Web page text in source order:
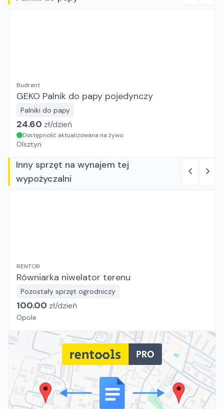
Budrent
GEKO Palnik do papy pojedynczy
Palniki do papy
24.60 zł/dzień
Dostępność aktualizowana na żywo
Olsztyn
Inny sprzęt na wynajem tej
wypożyczalni
RENTOR
Równiarka niwelator terenu
Pozostały sprzęt ogrodniczy
100.00 zł/dzień
Opole